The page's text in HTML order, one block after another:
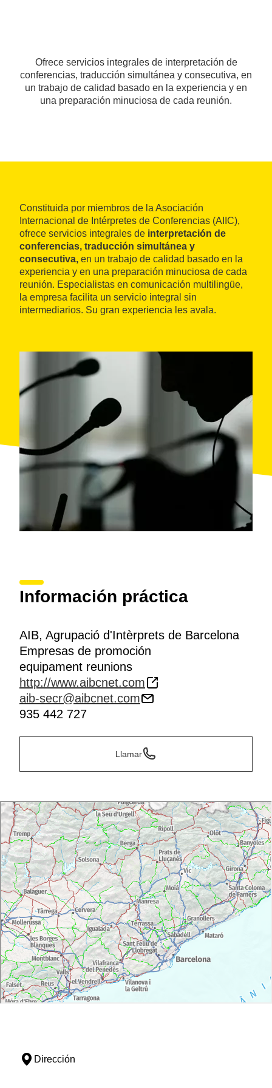
Ofrece servicios integrales de interpretación de
conferencias, traducción simultánea y consecutiva, en
un trabajo de calidad basado en la experiencia y en
una preparación minuciosa de cada reunión.
Constituida por miembros de la Asociación
Internacional de Intérpretes de Conferencias (AIIC),
ofrece servicios integrales de interpretación de
conferencias, traducción simultánea y
consecutiva, en un trabajo de calidad basado en la
experiencia y en una preparación minuciosa de cada
reunión. Especialistas en comunicación multilingüe,
la empresa facilita un servicio integral sin
intermediarios. Su gran experiencia les avala.
Información práctica
AIB, Agrupació d'Intèrprets de Barcelona
Empresas de promoción
equipament reunions
http://www.aibcnet.com
aib-secr@aibcnet.com
935 442 727
Llamar
Dirección